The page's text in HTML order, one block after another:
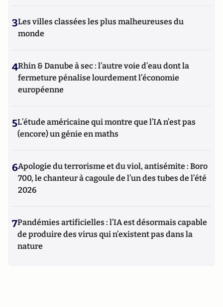
3Les villes classées les plus malheureuses du
monde
4Rhin & Danube à sec : l’autre voie d’eau dont la
fermeture pénalise lourdement l’économie
européenne
5L’étude américaine qui montre que l’IA n’est pas
(encore) un génie en maths
6Apologie du terrorisme et du viol, antisémite : Boro
700, le chanteur à cagoule de l’un des tubes de l’été
2026
7Pandémies artificielles : l’IA est désormais capable
de produire des virus qui n’existent pas dans la
nature